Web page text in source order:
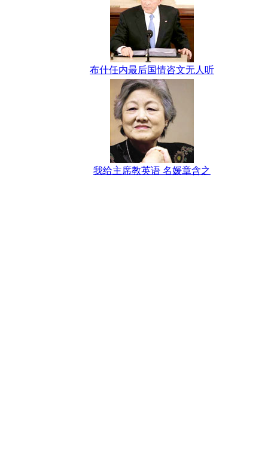
布什任内最后国情咨文无人听
我给主席教英语 名媛章含之